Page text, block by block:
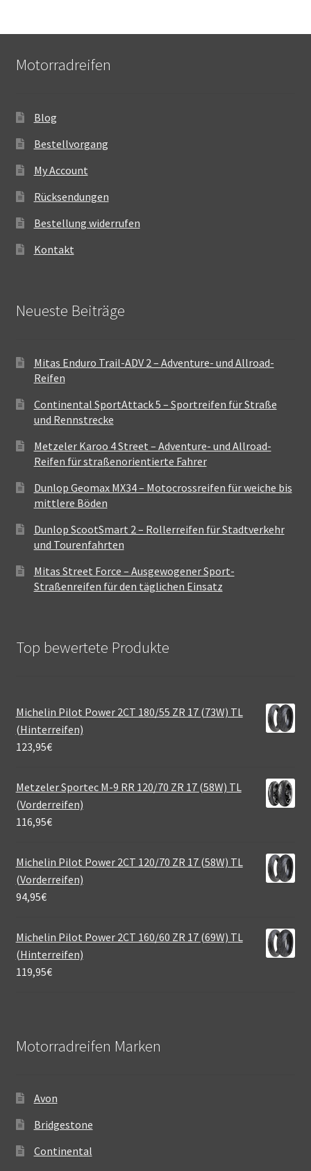
Motorradreifen
Blog
Bestellvorgang
My Account
Rücksendungen
Bestellung widerrufen
Kontakt
Neueste Beiträge
Mitas Enduro Trail-ADV 2 – Adventure- und Allroad-
Reifen
Continental SportAttack 5 – Sportreifen für Straße
und Rennstrecke
Metzeler Karoo 4 Street – Adventure- und Allroad-
Reifen für straßenorientierte Fahrer
Dunlop Geomax MX34 – Motocrossreifen für weiche bis
mittlere Böden
Dunlop ScootSmart 2 – Rollerreifen für Stadtverkehr
und Tourenfahrten
Mitas Street Force – Ausgewogener Sport-
Straßenreifen für den täglichen Einsatz
Top bewertete Produkte
Michelin Pilot Power 2CT 180/55 ZR 17 (73W) TL
(Hinterreifen)
123,95€
Metzeler Sportec M-9 RR 120/70 ZR 17 (58W) TL
(Vorderreifen)
116,95€
Michelin Pilot Power 2CT 120/70 ZR 17 (58W) TL
(Vorderreifen)
94,95€
Michelin Pilot Power 2CT 160/60 ZR 17 (69W) TL
(Hinterreifen)
119,95€
Motorradreifen Marken
Avon
Bridgestone
Continental